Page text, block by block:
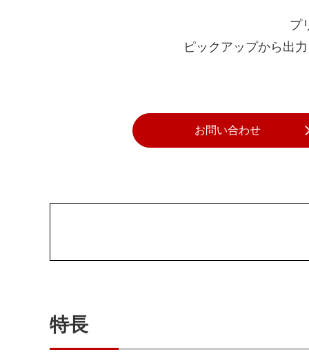
プ
ピックアップから出
お問い合わせ
特長